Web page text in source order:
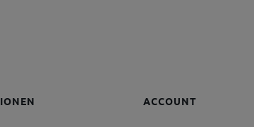
ACCOUNT